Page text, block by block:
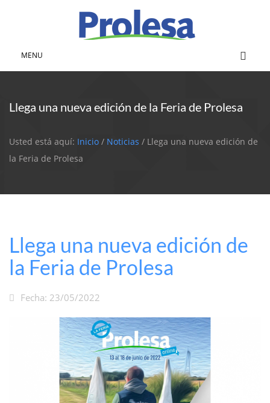
MENU
Llega una nueva edición de la Feria de Prolesa
Usted está aquí: Inicio / Noticias / Llega una nueva edición de
la Feria de Prolesa
Llega una nueva edición de
la Feria de Prolesa
Fecha: 23/05/2022